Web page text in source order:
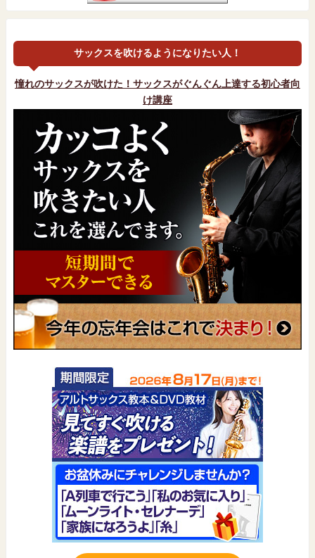
サックスを吹けるようになりたい人！
憧れのサックスが吹けた！サックスがぐんぐん上達する初心者向
け講座